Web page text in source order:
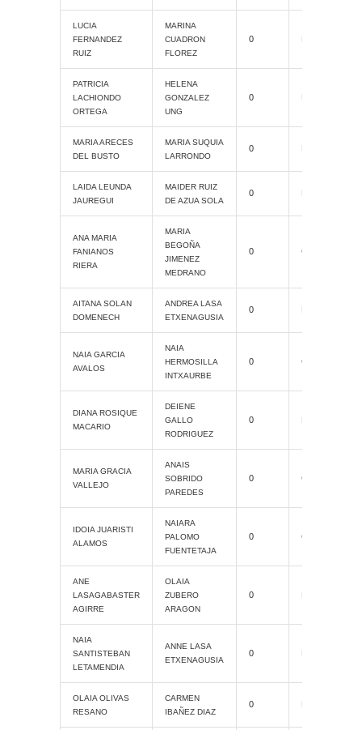
LUCIA
FERNANDEZ
RUIZ
MARINA
CUADRON
FLOREZ
0
PATRICIA
LACHIONDO
ORTEGA
HELENA
GONZALEZ
UNG
0
MARIA ARECES
DEL BUSTO
MARIA SUQUIA
LARRONDO
0
LAIDA LEUNDA
JAUREGUI
MAIDER RUIZ
DE AZUA SOLA
0
ANA MARIA
FANIANOS
RIERA
MARIA
BEGOÑA
JIMENEZ
MEDRANO
0 Grand Slam
AITANA SOLAN
DOMENECH
ANDREA LASA
ETXENAGUSIA
0
NAIA GARCIA
AVALOS
NAIA
HERMOSILLA
INTXAURBE
0 Grand Slam
DIANA ROSIQUE
MACARIO
DEIENE
GALLO
RODRIGUEZ
0
MARIA GRACIA
VALLEJO
ANAIS
SOBRIDO
PAREDES
0 Grand Slam
IDOIA JUARISTI
ALAMOS
NAIARA
PALOMO
FUENTETAJA
0 Grand Slam
ANE
LASAGABASTER
AGIRRE
OLAIA
ZUBERO
ARAGON
0
NAIA
SANTISTEBAN
LETAMENDIA
ANNE LASA
ETXENAGUSIA
0
OLAIA OLIVAS
RESANO
CARMEN
IBAÑEZ DIAZ
0